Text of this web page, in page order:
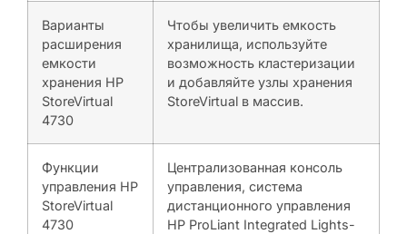
Варианты
расширения
емкости
хранения HP
StoreVirtual
4730
Чтобы увеличить емкость
хранилища, используйте
возможность кластеризации
и добавляйте узлы хранения
StoreVirtual в массив.
Функции
управления HP
StoreVirtual
4730
Централизованная консоль
управления, система
дистанционного управления
HP ProLiant Integrated Lights-